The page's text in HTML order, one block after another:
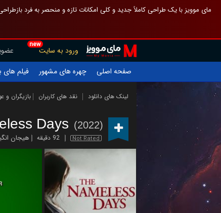
مای موویز با یک طراحی کاملاً جدید و کلی امکانات تازه و منحصر به فرد
new
ورود به سایت
صفحه اصلی
چهره های مشهور فیلم های
لینک های دانلود نقد های کاربران بازیگران و
Days (2022)
Not Rated 92 دقیقه هیجان